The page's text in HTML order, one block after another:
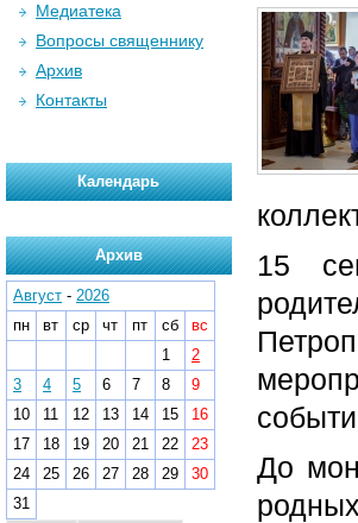
15
До
Медиатека
Вопросы священнику
Архив
Контакты
Календарь
Архив
Август - 2026
пн
вт ср чт пт сб
вс
1
2
3
4 5 6 7 8
9
10
11 12 13 14 15
16
17
18 19 20 21 22
23
24
25 26 27 28 29
30
31